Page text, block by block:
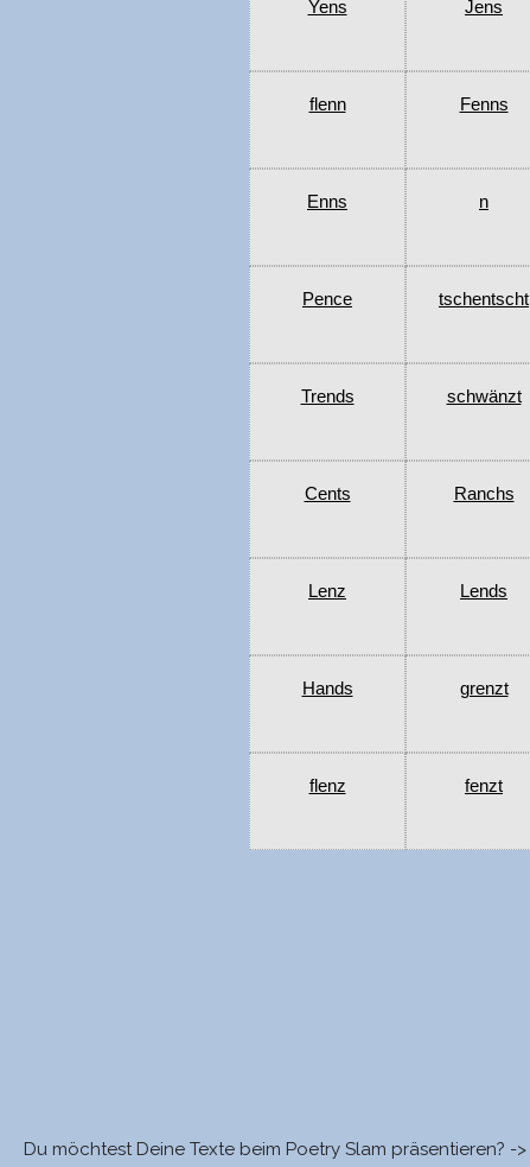
Yens Jens
flenn Fenns
Enns n
Pence tschentscht
Trends schwänzt
Cents Ranchs
Lenz Lends
Hands grenzt
flenz fenzt
Du möchtest Deine Texte beim Poetry Slam präsentieren? ->